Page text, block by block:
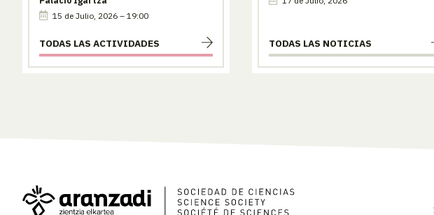
15 de Julio, 2026 – 19:00
TODAS LAS ACTIVIDADES TODAS LAS NOTICIAS